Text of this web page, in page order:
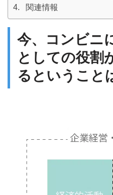
関連情報
今、コンビニ
としての役割
るということ